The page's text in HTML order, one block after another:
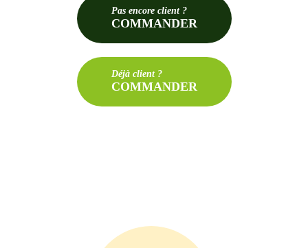
Pasencore client ?
COMMANDER
Déjà client ?
COMMANDER